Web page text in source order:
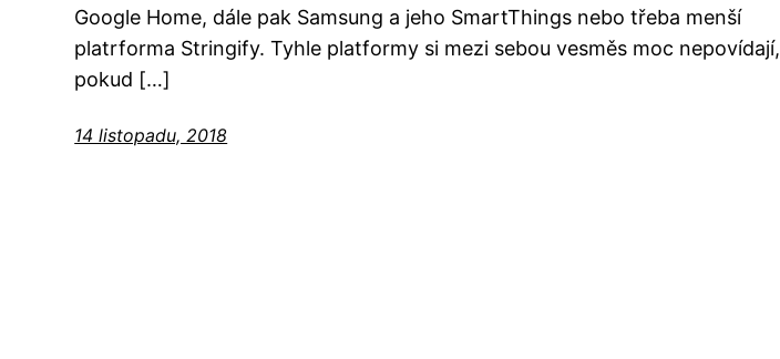
Google Home, dále pak Samsung a jeho SmartThings nebo třeba menší
platrforma Stringify. Tyhle platformy si mezi sebou vesměs moc nepovídají,
pokud […]
14 listopadu, 2018